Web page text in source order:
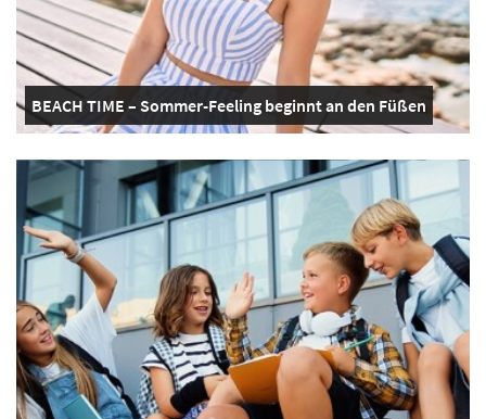
BEACH TIME – Sommer-Feeling beginnt an den Füßen